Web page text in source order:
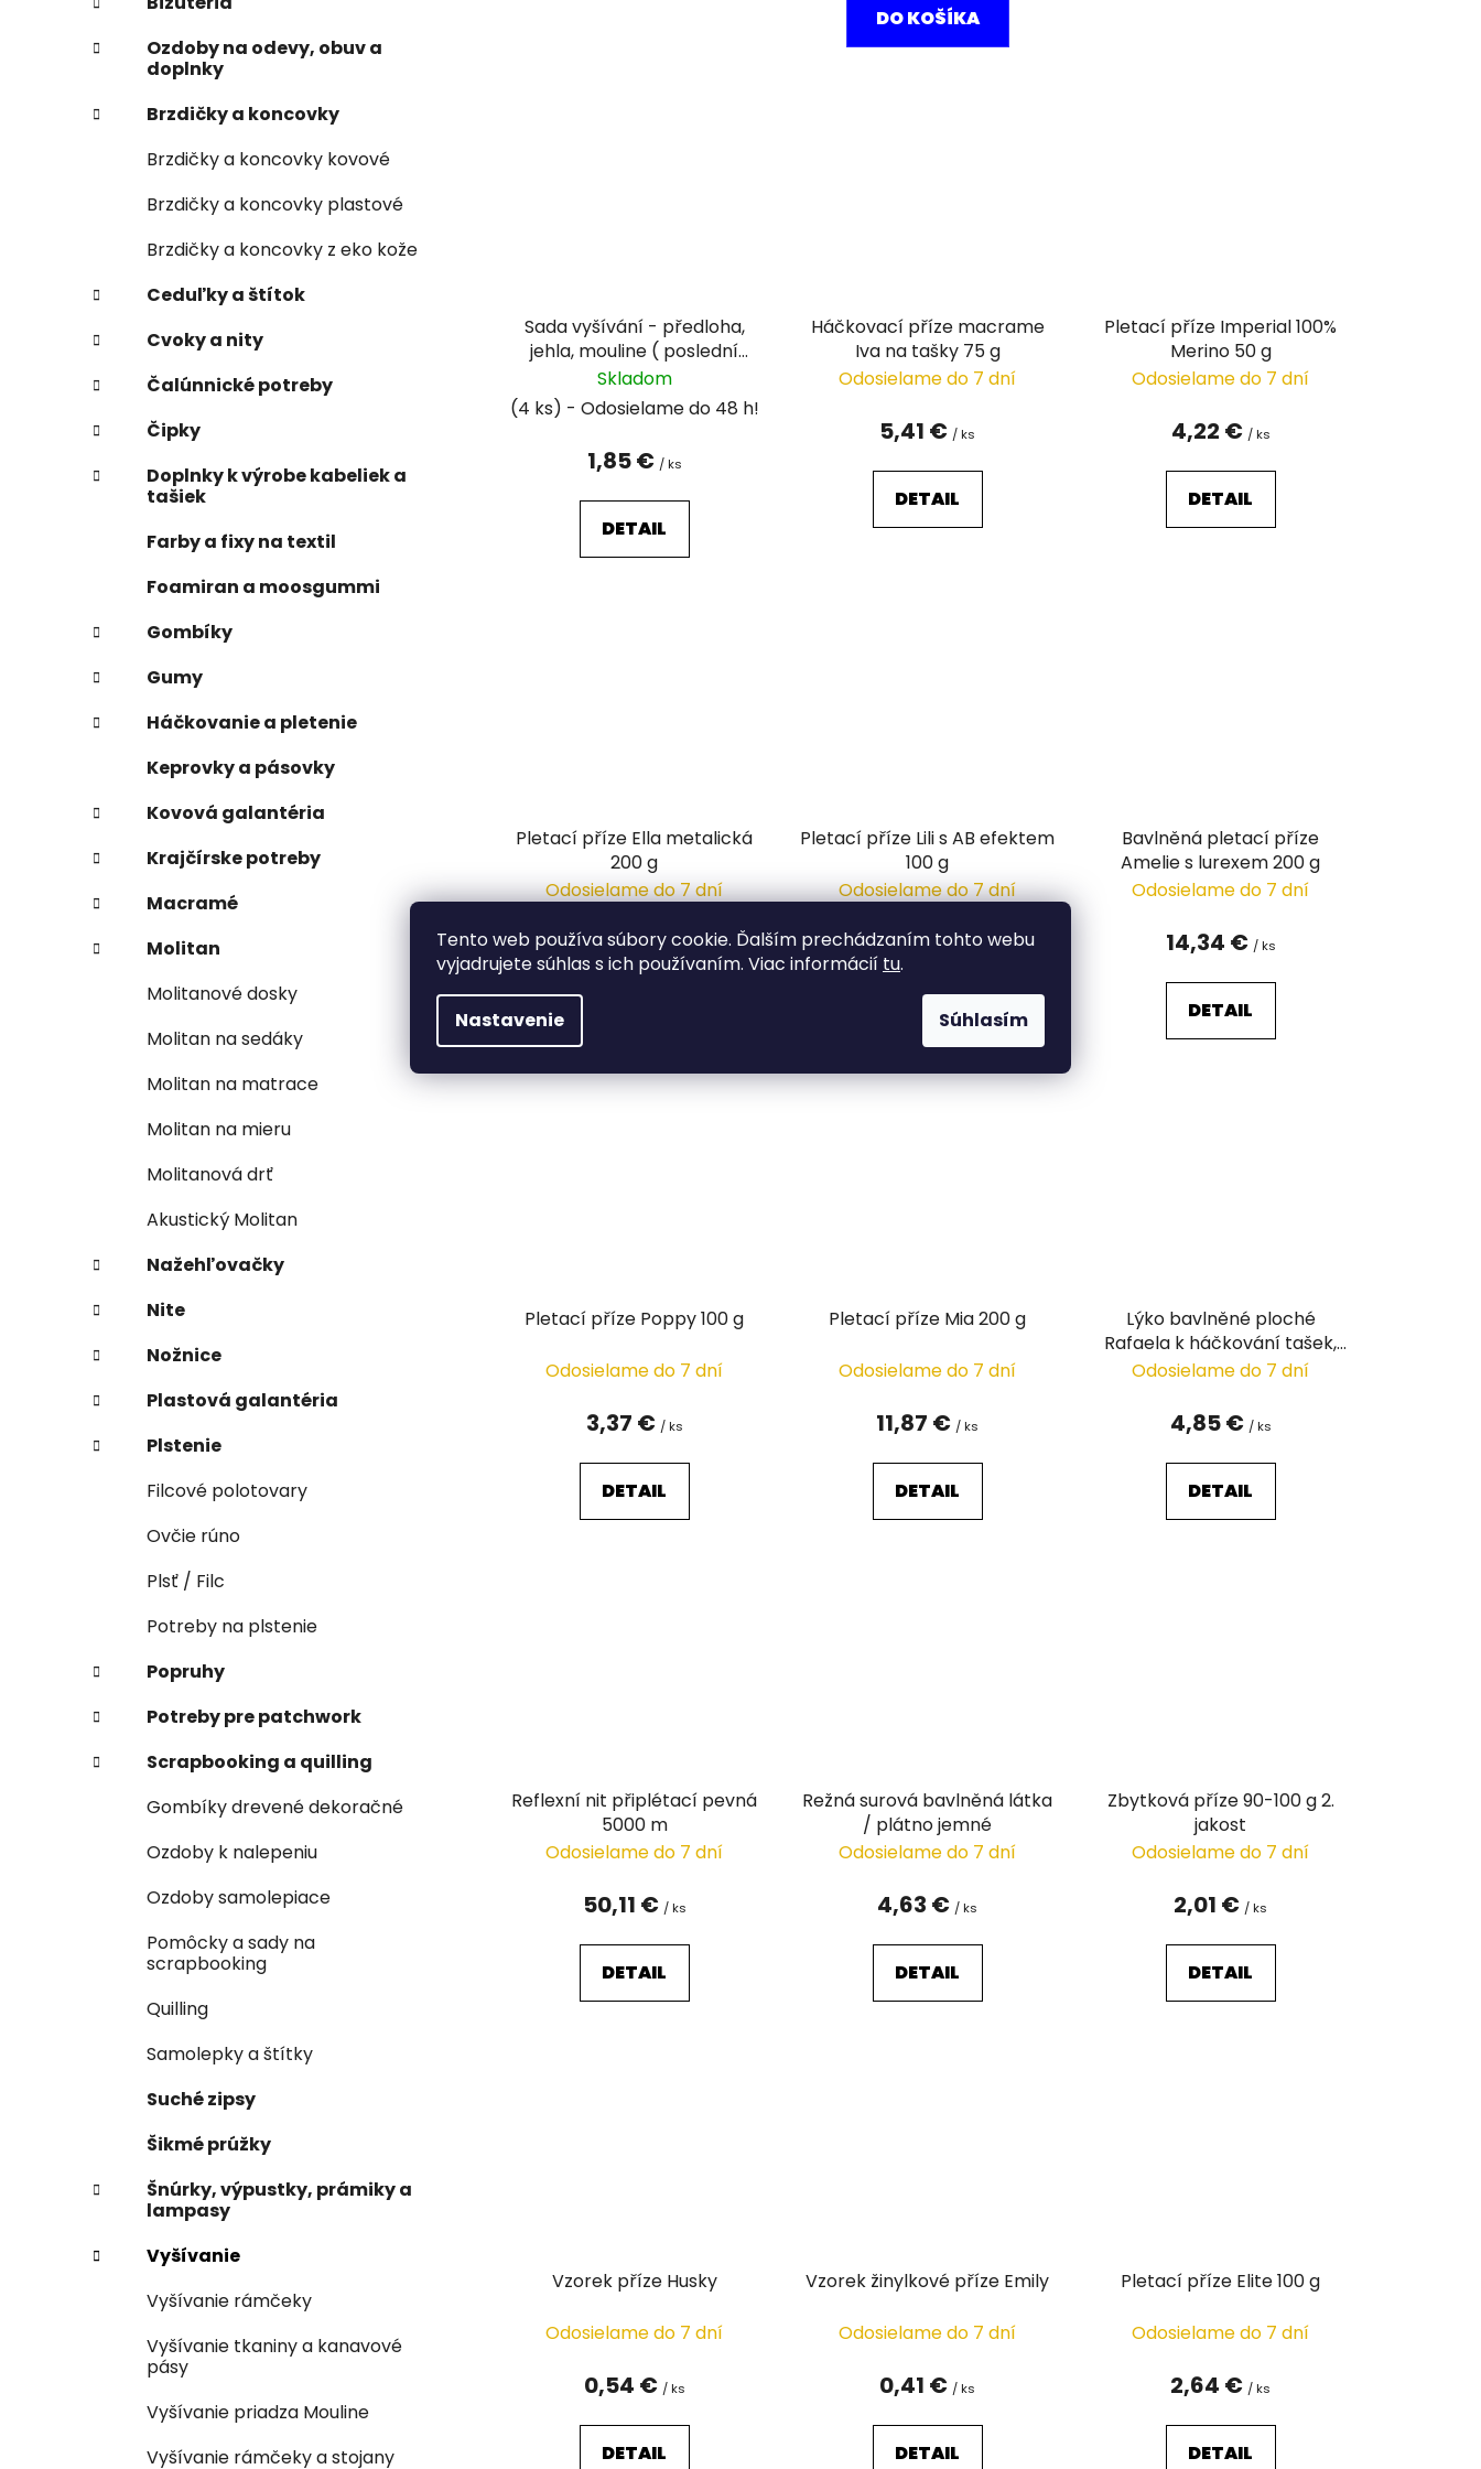
Tento web používa súbory cookie. Ďalším prechádzaním tohto webu
vyjadrujete súhlas s ich používaním. Viac informácií tu.
Nastavenie Súhlasím
Ozdoby na odevy, obuv a
doplnky
Brzdičky a koncovky
Brzdičky a koncovky kovové
Brzdičky a koncovky plastové
Brzdičky a koncovky z eko kože
Ceduľky a štítok
Cvoky a nity
Čalúnnické potreby
Čipky
Doplnky k výrobe kabeliek a
tašiek
Farby a fixy na textil
Foamiran a moosgummi
Gombíky
Gumy
Háčkovanie a pletenie
Keprovky a pásovky
Kovová galantéria
Krajčírske potreby
Macramé
Molitan
Molitanové dosky
Molitan na sedáky
Molitan na matrace
Molitan na mieru
Molitanová drť
Akustický Molitan
Nažehľovačky
Nite
Nožnice
Plastová galantéria
Plstenie
Filcové polotovary
Ovčie rúno
Plsť / Filc
Potreby na plstenie
Popruhy
Potreby pre patchwork
Scrapbooking a quilling
Gombíky drevené dekoračné
Ozdoby k nalepeniu
Ozdoby samolepiace
Pomôcky a sady na
scrapbooking
Quilling
Samolepky a štítky
Suché zipsy
Šikmé prúžky
Šnúrky, výpustky, prámiky a
lampasy
Vyšívanie
Vyšívanie rámčeky
Vyšívanie tkaniny a kanavové
pásy
Vyšívanie priadza Mouline
Vyšívanie rámčeky a stojany
DO KOŠÍKA
Sada vyšívání - předloha,
jehla, mouline ( poslední
kusy)
Skladom
(4 ks)
1,85 € / ks
DETAIL
Háčkovací příze macrame
Iva na tašky 75 g
Odosielame do 7 dní
5,41 € / ks
DETAIL
Pletací příze Imperial 100%
Merino 50 g
Odosielame do 7 dní
4,22 € / ks
DETAIL
Pletací příze Ella metalická
200 g
Odosielame do 7 dní
6,24 €/ ks
Pletací příze Lili s AB efektem
100 g
Odosielame do 7 dní
5,17 €/ ks
DETAIL
Bavlněná pletací příze
Amelie s lurexem 200 g
Odosielame do 7 dní
14,34 € / ks
DETAIL
Pletací příze Poppy 100 g
Odosielame do 7 dní
3,37 € / ks
DETAIL
Pletací příze Mia 200 g
Odosielame do 7 dní
11,87 € / ks
DETAIL
Lýko bavlněné ploché
Rafaela k háčkování tašek,
šíře 4 mm
Odosielame do 7 dní
4,85 € / ks
DETAIL
Reflexní nit připlétací pevná
5000 m
Odosielame do 7 dní
50,11 € / ks
DETAIL
Režná surová bavlněná látka
/ plátno jemné
Odosielame do 7 dní
4,63 € / ks
DETAIL
Zbytková příze 90-100 g 2.
jakost
Odosielame do 7 dní
2,01 € / ks
DETAIL
Vzorek příze Husky
Odosielame do 7 dní
0,54 € / ks
DETAIL
Vzorek žinylkové příze Emily
Odosielame do 7 dní
0,41 € / ks
DETAIL
Pletací příze Elite 100 g
Odosielame do 7 dní
2,64 € / ks
DETAIL